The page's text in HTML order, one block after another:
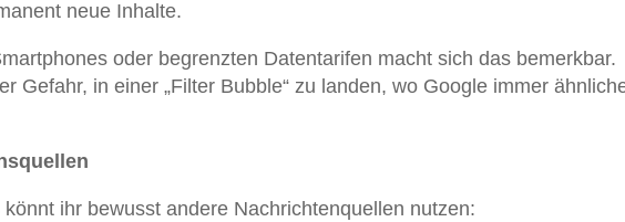
neue Inhalte.
oder begrenzten Datentarifen macht sich das bemerkbar.
Gefahr, in einer „Filter Bubble“ zu landen, wo Google immer
ihr bewusst andere Nachrichtenquellen nutzen: